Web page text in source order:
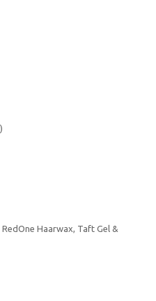
Haarwax, Taft Gel &